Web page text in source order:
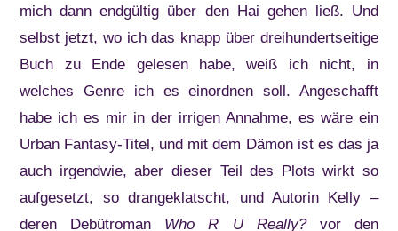
mich dann endgültig über den Hai gehen ließ. Und
selbst jetzt, wo ich das knapp über dreihundertseitige
Buch zu Ende gelesen habe, weiß ich nicht, in
welches Genre ich es einordnen soll. Angeschafft
habe ich es mir in der irrigen Annahme, es wäre ein
Urban Fantasy-Titel, und mit dem Dämon ist es das ja
auch irgendwie, aber dieser Teil des Plots wirkt so
aufgesetzt, so drangeklatscht, und Autorin Kelly –
deren Debütroman Who R U Really?vor den